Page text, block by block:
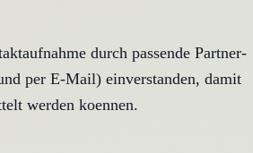
durch passende Partner-
per E-Mail) einverstanden, damit
werden koennen.